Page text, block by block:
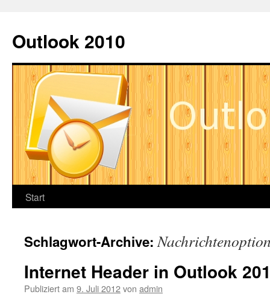
Inhalt
Outlook 2010
Start
Schlagwort-Archive:
Internet Header in Outlook
Publiziert am 9. Juli 2012von admin